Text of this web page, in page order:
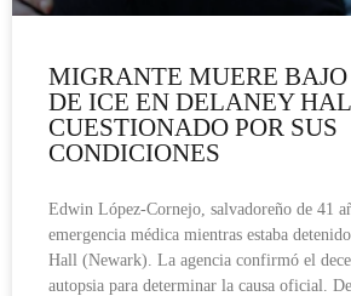
MIGRANTE MUERE
DE ICE EN DELANEY
CUESTIONADO POR SUS
CONDICIONES
Edwin López-Cornejo, salvadoreño de 41
emergencia médica mientras estaba
Hall (Newark). La agencia confirmó el
autopsia para determinar la causa oficial.